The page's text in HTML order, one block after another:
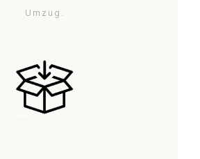
Umzug.